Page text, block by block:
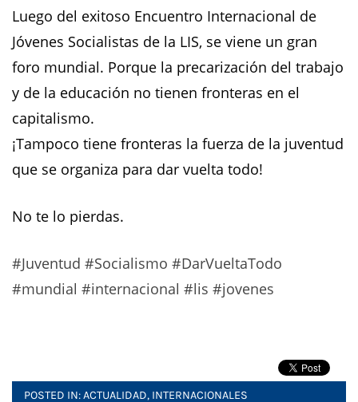
Luego del exitoso Encuentro Internacional de
Jóvenes Socialistas de la LIS, se viene un gran
foro mundial. Porque la precarización del trabajo
y de la educación no tienen fronteras en el
capitalismo.
¡Tampoco tiene fronteras la fuerza de la juventud
que se organiza para dar vuelta todo!
No te lo pierdas.
#Juventud #Socialismo #DarVueltaTodo
#mundial #internacional #lis #jovenes
POSTED IN:ACTUALIDAD, INTERNACIONALES